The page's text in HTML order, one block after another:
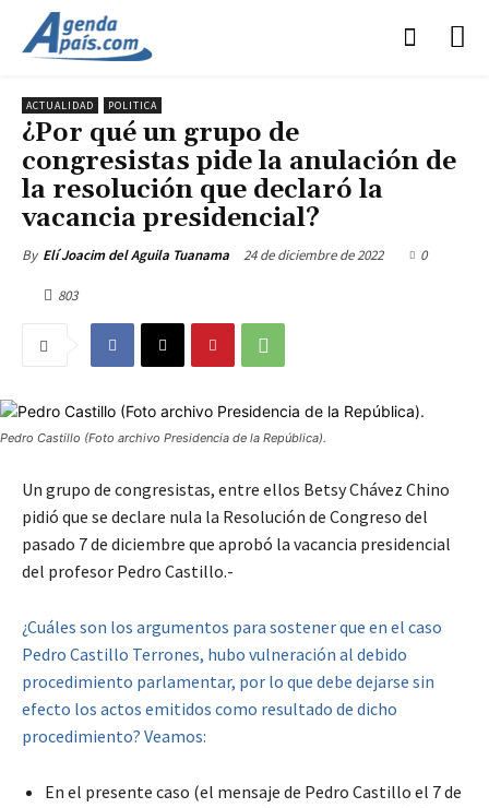
ACTUALIDAD POLITICA
¿Por qué un grupo de
congresistas pide la anulación de
la resolución que declaró la
vacancia presidencial?
By Elí Joacim del Aguila Tuanama 24 de diciembre de 2022 0
803
Pedro Castillo (Foto archivo Presidencia de la República).
Un grupo de congresistas, entre ellos Betsy Chávez Chino
pidió que se declare nula la Resolución de Congreso del
pasado 7 de diciembre que aprobó la vacancia presidencial
del profesor Pedro Castillo.-
¿Cuáles son los argumentos para sostener que en el caso
Pedro Castillo Terrones, hubo vulneración al debido
procedimiento parlamentar, por lo que debe dejarse sin
efecto los actos emitidos como resultado de dicho
procedimiento? Veamos:
En el presente caso (el mensaje de Pedro Castillo el 7 de